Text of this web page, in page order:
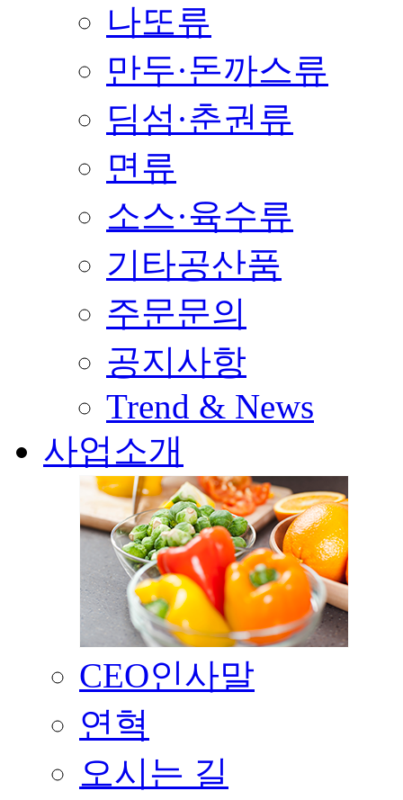
나또류
만두·돈까스류
딤섬·춘권류
면류
소스·육수류
기타공산품
주문문의
공지사항
Trend & News
사업소개
CEO인사말
연혁
오시는 길